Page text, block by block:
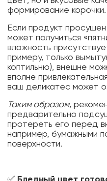
формирование корочки.
Если продукт
может получиться
влажность
примеру, только
коптильню), внешне
вполне
ваш деликатес может
Таким образом,
предварительно
протереть его перед
например, бумажными
поверхности.